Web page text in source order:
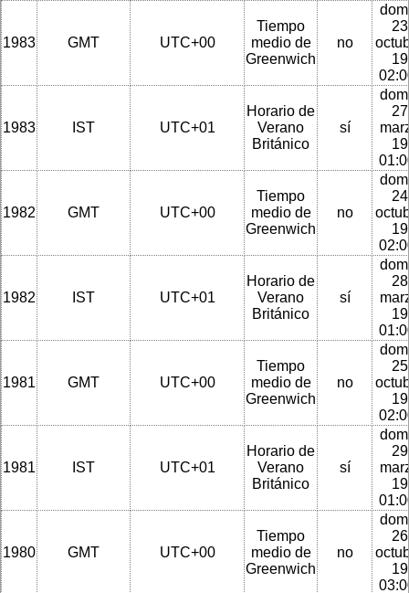
1983 GMT UTC+00
Tiempo
medio de
Greenwich
no
1983 IST UTC+01
Horario de
Verano
Británico
sí
1982 GMT UTC+00
Tiempo
medio de
Greenwich
no
1982 IST UTC+01
Horario de
Verano
Británico
sí
1981 GMT UTC+00
Tiempo
medio de
Greenwich
no
1981 IST UTC+01
Horario de
Verano
Británico
sí
1980 GMT UTC+00
Tiempo
medio de
Greenwich
no